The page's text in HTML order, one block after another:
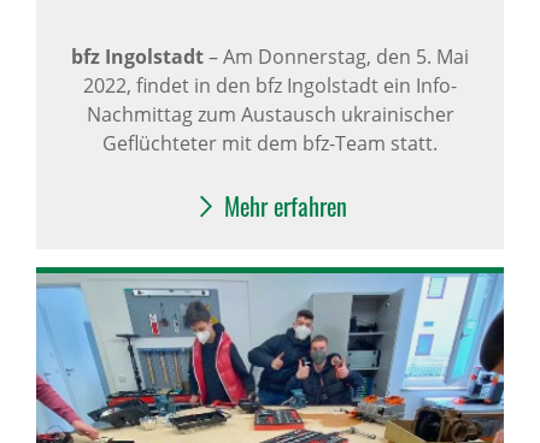
bfz Ingolstadt–Am Donnerstag, den 5. Mai
2022, findet in den bfz Ingolstadt ein Info-
Nachmittag zum Austausch ukrainischer
Geflüchteter mit dem bfz-Team statt.
Mehr erfahren